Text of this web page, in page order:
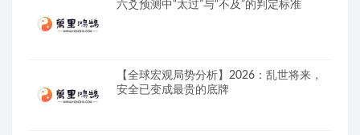
六爻预测中“太过”与“不及”的判定标准
【全球宏观局势分析】2026：乱世将来，
安全已变成最贵的底牌